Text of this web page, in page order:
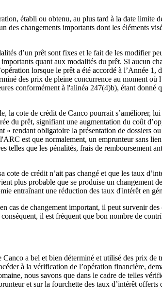
établi ou obtenu, au plus tard à la date limite
des changements importants dont les éléments
d’un prêt sont fixes et le fait de les modifier
quant aux modalités du prêt. Si aucun
lorsque le prêt a été accordé à l’Année
des prix de pleine concurrence au moment où
conformément à l'alinéa 247(4)b), étant donné
la cote de crédit de Canco pourrait s’améliorer,
du prêt, signifiant une augmentation du coût
rendant obligatoire la présentation de dossiers
est que normalement, un emprunteur sans
telles que les pénalités, frais de remboursement
de crédit n’ait pas changé et que les taux
plus probable que se produise un changement
entraînant une réduction des taux d'intérêt en
cas de changement important, il peut survenir des
il est fréquent que bon nombre de
a bel et bien déterminé et utilisé des prix de
à la vérification de l’opération financière,
nous savons que dans le cadre de telles
et sur la fourchette des taux d’intérêt